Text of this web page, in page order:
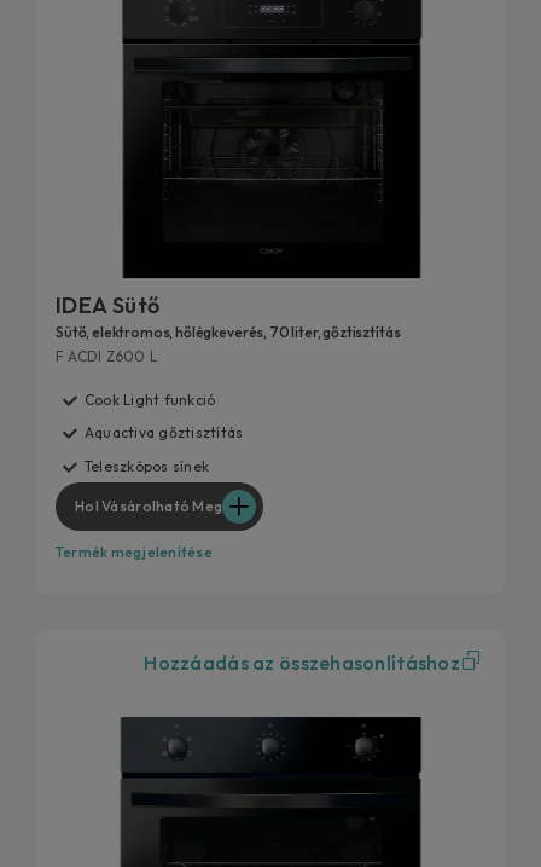
IDEA Sütő
Sütő, elektromos, hőlégkeverés, 70 liter, gőztisztítás
F ACDI Z600 L
Cook Light funkció
Aquactiva gőztisztítás
Teleszkópos sínek
Hol Vásárolható Meg
Termék megjelenítése
Hozzáadás az összehasonlításhoz